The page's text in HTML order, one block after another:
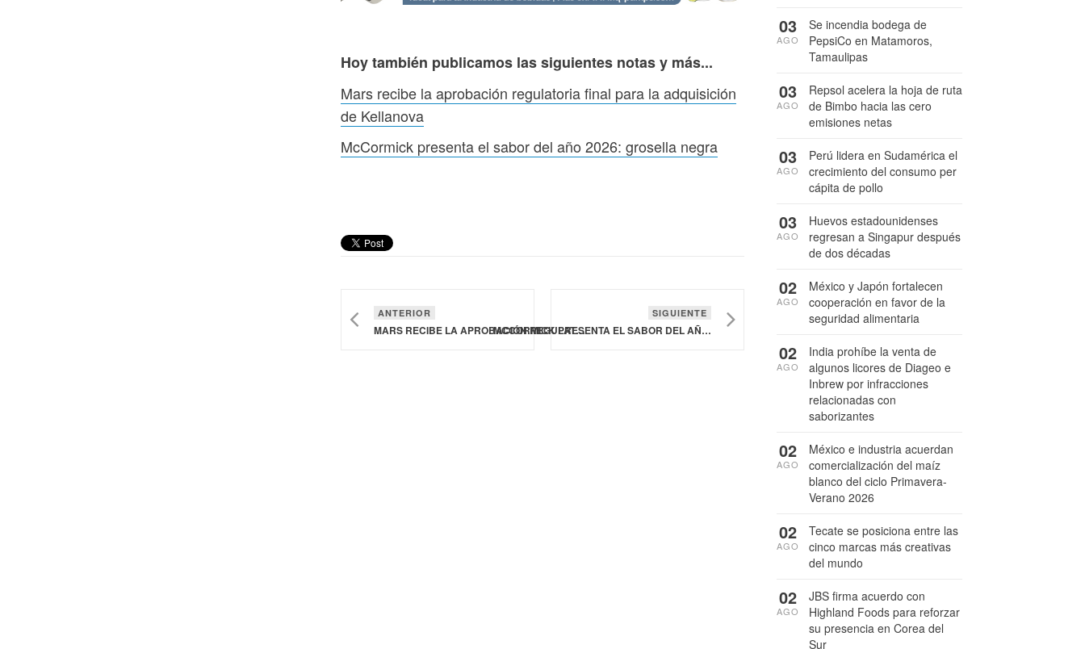
Hoy también publicamos las siguientes notas y más...
Mars recibe la aprobación regulatoria final para la adquisición
de Kellanova
McCormick presenta el sabor del año 2026: grosella negra
ANTERIOR
MARS RECIBE LA APROBACIÓN REGULATORIA FINAL PARA LA ADQUISICIÓN DE KELLANOVA
SIGUIENTE
MCCORMICK PRESENTA EL SABOR DEL AÑO 2026: GROSELLA NEGRA
Se incendia bodega de
PepsiCo en Matamoros,
Tamaulipas
03
AGO
Repsol acelera la hoja de ruta
de Bimbo hacia las cero
emisiones netas
03
AGO
Perú lidera en Sudamérica el
crecimiento del consumo per
cápita de pollo
03
AGO
Huevos estadounidenses
regresan a Singapur después
de dos décadas
03
AGO
México y Japón fortalecen
cooperación en favor de la
seguridad alimentaria
02
AGO
India prohíbe la venta de
algunos licores de Diageo e
Inbrew por infracciones
relacionadas con
saborizantes
02
AGO
México e industria acuerdan
comercialización del maíz
blanco del ciclo Primavera-
Verano 2026
02
AGO
Tecate se posiciona entre las
cinco marcas más creativas
del mundo
02
AGO
JBS firma acuerdo con
Highland Foods para reforzar
su presencia en Corea del
Sur
02
AGO